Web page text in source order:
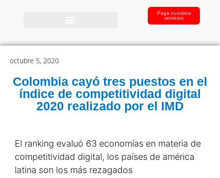
Paga nuestros
servicios
octubre 5, 2020
Colombia cayó tres puestos en el
índice de competitividad digital
2020 realizado por el IMD
El ranking evaluó 63 economías en materia de
competitividad digital, los países de américa
latina son los más rezagados